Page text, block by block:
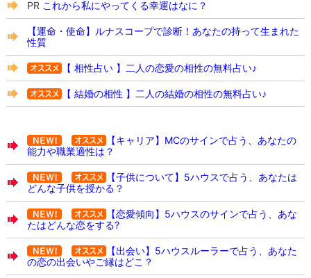
PR これから私にやってくる幸運はなに？
【運命・使命】ルナスコープで診断！あなたの持って生まれた
性質
【 相性占い 】二人の恋愛の相性の無料占い♪
【 結婚の相性 】二人の結婚の相性の無料占い♪
【キャリア】MCのサインで占う、あなたの
能力や職業適性は？
【子供について】5ハウスで占う、あなたは
どんな子供を授かる？
【恋愛傾向】5ハウスのサインで占う、あな
たはどんな恋をする?
【出会い】5ハウスルーラーで占う、あなた
の恋の出会いやご縁はどこ？